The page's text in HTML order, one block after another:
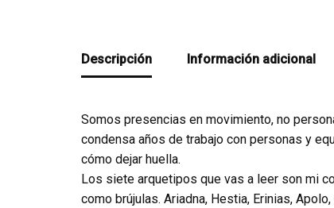
Descripción Información adicional
Somos presencias en movimiento, no
condensa años de trabajo con personas y
cómo dejar huella.
Los siete arquetipos que vas a leer son mi
como brújulas. Ariadna, Hestia, Erinias,